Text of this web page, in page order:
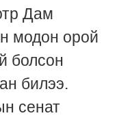
Дам
модон орой
болсон
билээ.
сенат